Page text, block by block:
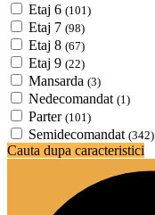
Etaj 6 (101)
Etaj 7 (98)
Etaj 8 (67)
Etaj 9 (22)
Mansarda (3)
Nedecomandat (1)
Parter (101)
Semidecomandat (342)
Cauta dupa caracteristici